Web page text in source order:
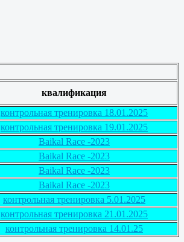
квалификация
контрольная тренировка 18.01.2025
контрольная тренировка 19.01.2025
Baikal Race -2023
Baikal Race -2023
Baikal Race -2023
Baikal Race -2023
контрольная тренировка 5.01.2025
контрольная тренировка 21.01.2025
контрольная тренировка 14.01.25